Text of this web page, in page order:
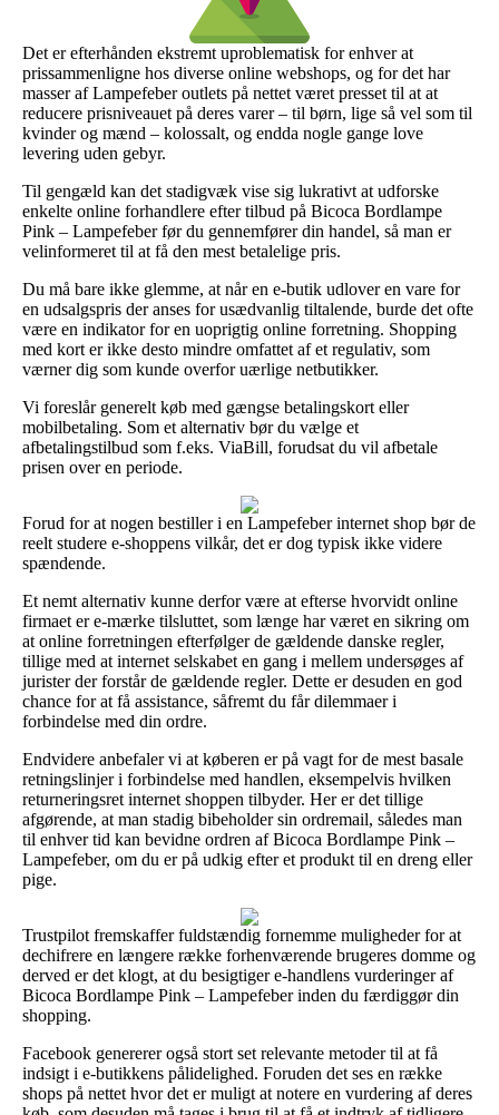
Det er efterhånden ekstremt uproblematisk for enhver at
prissammenligne hos diverse online webshops, og for det har
masser af Lampefeber outlets på nettet været presset til at at
reducere prisniveauet på deres varer – til børn, lige så vel som til
kvinder og mænd – kolossalt, og endda nogle gange love
levering uden gebyr.
Til gengæld kan det stadigvæk vise sig lukrativt at udforske
enkelte online forhandlere efter tilbud på Bicoca Bordlampe
Pink – Lampefeber før du gennemfører din handel, så man er
velinformeret til at få den mest betalelige pris.
Du må bare ikke glemme, at når en e-butik udlover en vare for
en udsalgspris der anses for usædvanlig tiltalende, burde det ofte
være en indikator for en uoprigtig online forretning. Shopping
med kort er ikke desto mindre omfattet af et regulativ, som
værner dig som kunde overfor uærlige netbutikker.
Vi foreslår generelt køb med gængse betalingskort eller
mobilbetaling. Som et alternativ bør du vælge et
afbetalingstilbud som f.eks. ViaBill, forudsat du vil afbetale
prisen over en periode.
Forud for at nogen bestiller i en Lampefeber internet shop bør de
reelt studere e-shoppens vilkår, det er dog typisk ikke videre
spændende.
Et nemt alternativ kunne derfor være at efterse hvorvidt online
firmaet er e-mærke tilsluttet, som længe har været en sikring om
at online forretningen efterfølger de gældende danske regler,
tillige med at internet selskabet en gang i mellem undersøges af
jurister der forstår de gældende regler. Dette er desuden en god
chance for at få assistance, såfremt du får dilemmaer i
forbindelse med din ordre.
Endvidere anbefaler vi at køberen er på vagt for de mest basale
retningslinjer i forbindelse med handlen, eksempelvis hvilken
returneringsret internet shoppen tilbyder. Her er det tillige
afgørende, at man stadig bibeholder sin ordremail, således man
til enhver tid kan bevidne ordren af Bicoca Bordlampe Pink –
Lampefeber, om du er på udkig efter et produkt til en dreng eller
pige.
Trustpilot fremskaffer fuldstændig fornemme muligheder for at
dechifrere en længere række forhenværende brugeres domme og
derved er det klogt, at du besigtiger e-handlens vurderinger af
Bicoca Bordlampe Pink – Lampefeber inden du færdiggør din
shopping.
Facebook genererer også stort set relevante metoder til at få
indsigt i e-butikkens pålidelighed. Foruden det ses en række
shops på nettet hvor det er muligt at notere en vurdering af deres